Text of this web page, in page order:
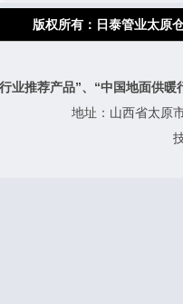
版权所有： 日泰管业太原
业推荐产品”、“中国地面供
地址：山西省太原